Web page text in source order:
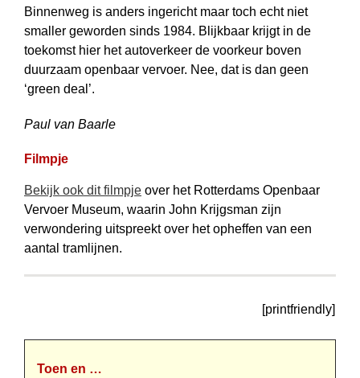
Binnenweg is anders ingericht maar toch echt niet
smaller geworden sinds 1984. Blijkbaar krijgt in de
toekomst hier het autoverkeer de voorkeur boven
duurzaam openbaar vervoer. Nee, dat is dan geen
‘green deal’.
Paul van Baarle
Filmpje
Bekijk ook dit filmpje over het Rotterdams Openbaar
Vervoer Museum, waarin John Krijgsman zijn
verwondering uitspreekt over het opheffen van een
aantal tramlijnen.
[printfriendly]
Toen en …